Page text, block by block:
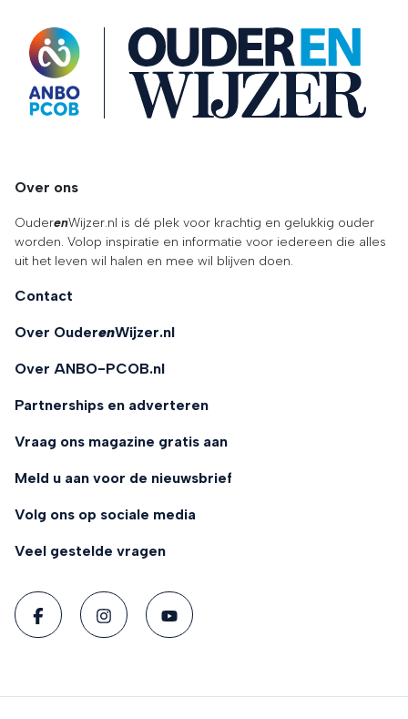
OuderENwijzer
Over ons
OuderenWijzer.nl is dé plek voor krachtig en gelukkig ouder
worden. Volop inspiratie en informatie voor iedereen die alles
uit het leven wil halen en mee wil blijven doen.
Contact
Over OuderenWijzer.nl
Over ANBO-PCOB.nl
Partnerships en adverteren
Vraag ons magazine gratis aan
Meld u aan voor de nieuwsbrief
Volg ons op sociale media
Veel gestelde vragen